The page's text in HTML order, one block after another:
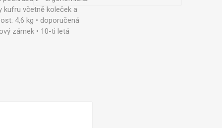
kufru včetně koleček a
4,6 kg • doporučená
zámek • 10-ti letá